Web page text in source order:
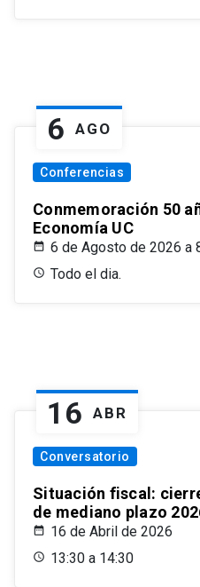
6 AGO
Conferencias
Conmemoración 50
Economía UC
6 de Agosto de 2026 a
Todo el dia.
16 ABR
Conversatorio
Situación fiscal:
de mediano plazo
16 de Abril de 2026
13:30 a 14:30